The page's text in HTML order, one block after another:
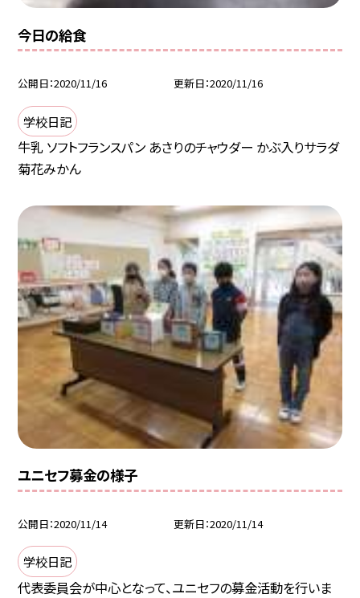
今日の給食
公開日 2020/11/16 更新日 2020/11/16
学校日記
牛乳 ソフトフランスパン あさりのチャウダー かぶ入りサラダ
菊花みかん
ユニセフ募金の様子
公開日 2020/11/14 更新日 2020/11/14
学校日記
代表委員会が中心となって、ユニセフの募金活動を行いま